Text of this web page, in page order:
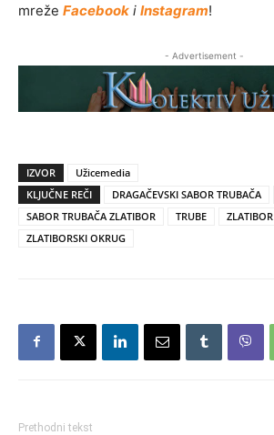
mreže Facebook i Instagram!
- Advertisement -
IZVOR
Užicemedia
KLJUČNE REČI
DRAGAČEVSKI SABOR TRUBAČA
SABOR TRUBAČA ZLATIBOR
TRUBE
ZLATIBOR
ZLATIBORSKI OKRUG
Prethodni tekst